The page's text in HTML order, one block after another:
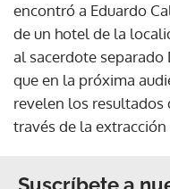
encontró a Eduardo
de un hotel de la
al sacerdote separado
que en la próxima
revelen los resultados
través de la extracción